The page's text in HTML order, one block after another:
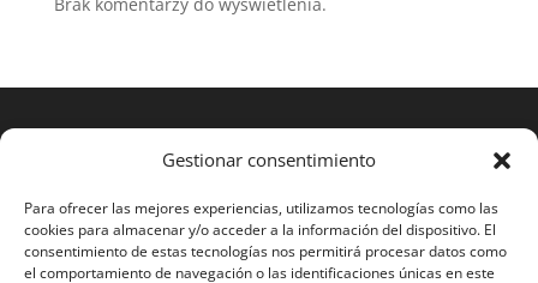
Gestionar consentimiento
Para ofrecer las mejores experiencias, utilizamos tecnologías como las
cookies para almacenar y/o acceder a la información del dispositivo. El
consentimiento de estas tecnologías nos permitirá procesar datos como
el comportamiento de navegación o las identificaciones únicas en este